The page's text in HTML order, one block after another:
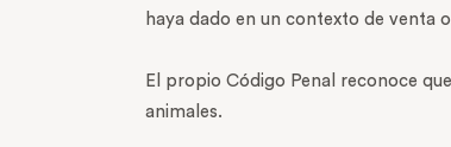
haya dado en un contexto de venta
El propio Código Penal reconoce
animales.